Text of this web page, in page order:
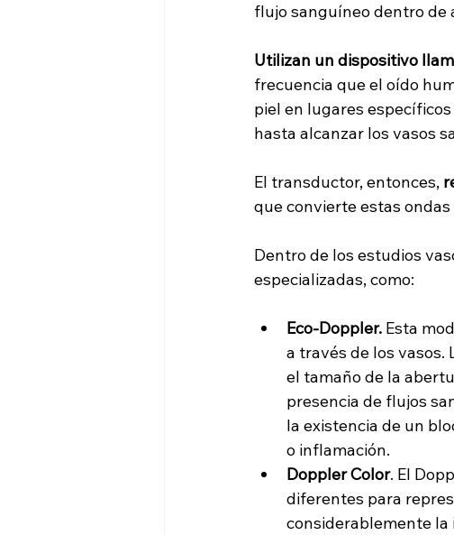
flujo sanguíneo dentro de
Utilizan un dispositivo
frecuencia que el oído
piel en lugares
hasta alcanzar los vasos
El transductor, entonces,
que convierte estas
Dentro de los estudios
especializadas, como:
Eco-Doppler. Esta
a través de los
el tamaño de la
presencia de flujos
la existencia de un
o inflamación.
Doppler Color. El
diferentes para
considerablemente